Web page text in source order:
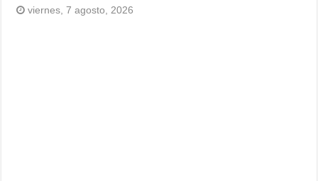
viernes, 7 agosto, 2026